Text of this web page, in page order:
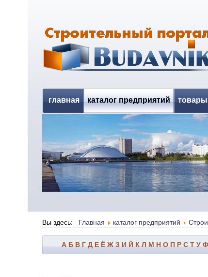
главная каталог предприятий товары
Вы здесь: Главная каталог предприятий
А Б В Г Д Е Ё Ж З И Й К Л М Н О П Р С Т У Ф